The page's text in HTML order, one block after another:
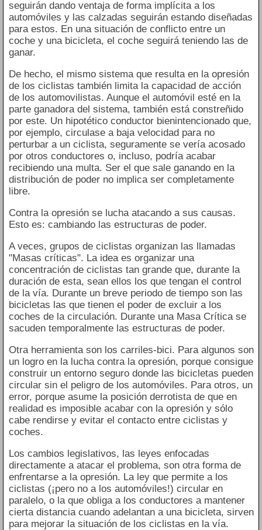
seguirán dando ventaja de forma implícita a los
automóviles y las calzadas seguirán estando diseñadas
para estos. En una situación de conflicto entre un
coche y una bicicleta, el coche seguirá teniendo las de
ganar.
De hecho, el mismo sistema que resulta en la opresión
de los ciclistas también limita la capacidad de acción
de los automovilistas. Aunque el automóvil esté en la
parte ganadora del sistema, también está constreñido
por este. Un hipotético conductor bienintencionado que,
por ejemplo, circulase a baja velocidad para no
perturbar a un ciclista, seguramente se vería acosado
por otros conductores o, incluso, podría acabar
recibiendo una multa. Ser el que sale ganando en la
distribución de poder no implica ser completamente
libre.
Contra la opresión se lucha atacando a sus causas.
Esto es: cambiando las estructuras de poder.
A veces, grupos de ciclistas organizan las llamadas
"Masas críticas". La idea es organizar una
concentración de ciclistas tan grande que, durante la
duración de esta, sean ellos los que tengan el control
de la vía. Durante un breve periodo de tiempo son las
bicicletas las que tienen el poder de excluir a los
coches de la circulación. Durante una Masa Crítica se
sacuden temporalmente las estructuras de poder.
Otra herramienta son los carriles-bici. Para algunos son
un logro en la lucha contra la opresión, porque consigue
construir un entorno seguro donde las bicicletas pueden
circular sin el peligro de los automóviles. Para otros, un
error, porque asume la posición derrotista de que en
realidad es imposible acabar con la opresión y sólo
cabe rendirse y evitar el contacto entre ciclistas y
coches.
Los cambios legislativos, las leyes enfocadas
directamente a atacar el problema, son otra forma de
enfrentarse a la opresión. La ley que permite a los
ciclistas (¡pero no a los automóviles!) circular en
paralelo, o la que obliga a los conductores a mantener
cierta distancia cuando adelantan a una bicicleta, sirven
para mejorar la situación de los ciclistas en la vía.